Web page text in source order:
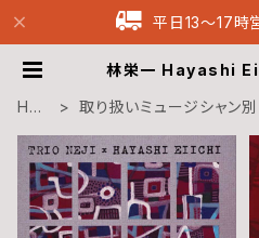
平日13〜17時
林栄一 Hayashi
HO
取り扱いミュージシャン